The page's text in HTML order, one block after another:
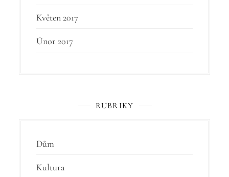
Květen 2017
Únor 2017
RUBRIKY
Dům
Kultura